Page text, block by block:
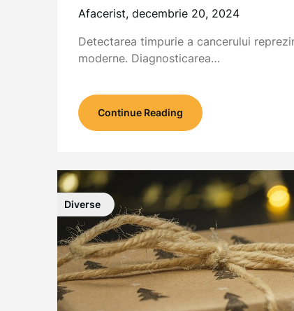
Afacerist, decembrie 20, 2024
Detectarea timpurie a cancerului
moderne. Diagnosticarea…
Continue Reading
Diverse